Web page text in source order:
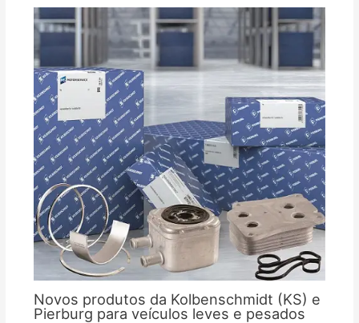
Novos produtos da Kolbenschmidt (KS) e
Pierburg para veículos leves e pesados